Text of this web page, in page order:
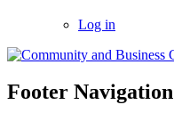
Log in
Footer Navigation